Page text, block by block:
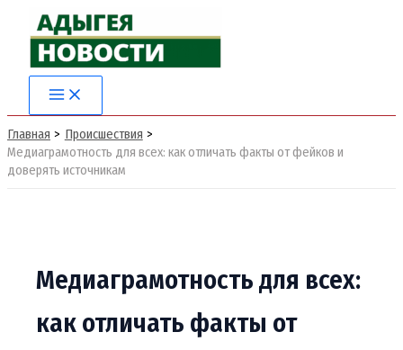
Перейти
содержимому
Главная
Происшествия
Медиаграмотность для всех: как отличать факты от фейков и
доверять источникам
Медиаграмотность для всех:
как отличать факты от